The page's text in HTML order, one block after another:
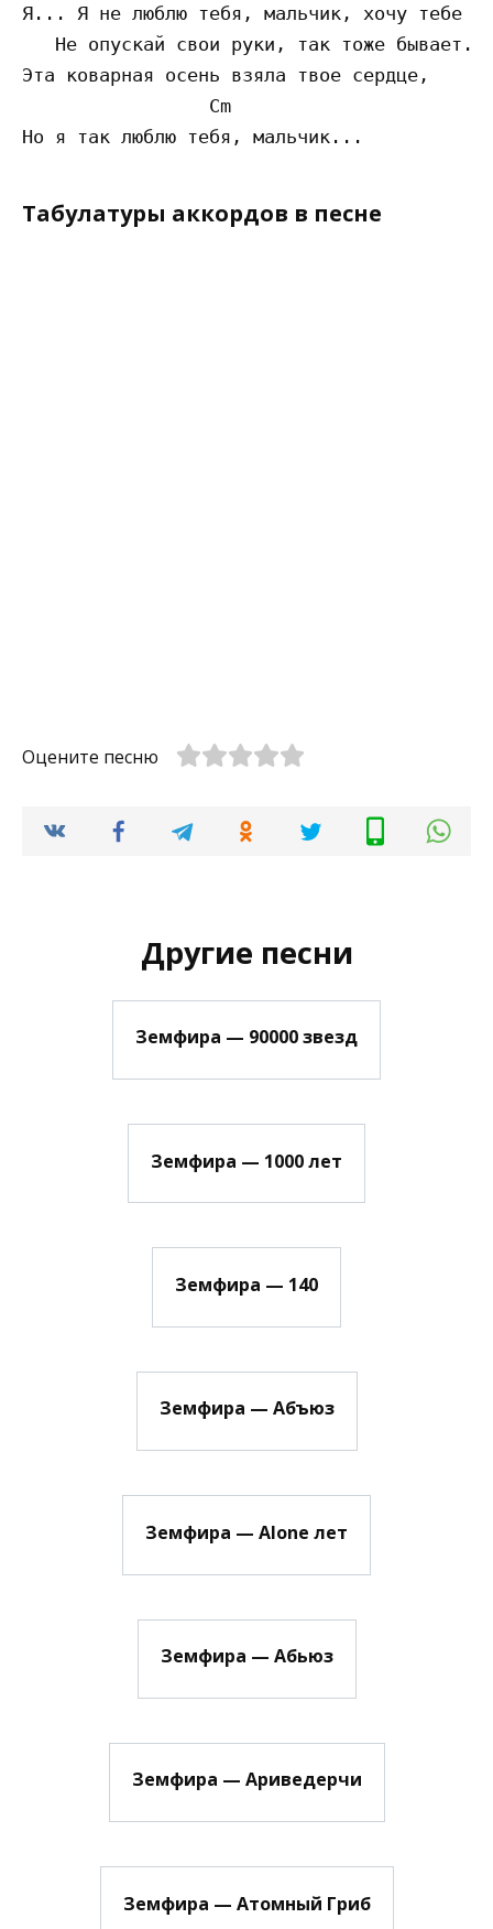
Я... Я не люблю тебя, мальчик, хочу тебе
   Не опускай свои руки, так тоже бывает.
Эта коварная осень взяла твое сердце,
                 Cm
Табулатуры аккордов в песне
Оцените песню
Другие песни
Земфира — 90000 звезд
Земфира — 1000 лет
Земфира — 140
Земфира — Абъюз
Земфира — Alone лет
Земфира — Абьюз
Земфира — Ариведерчи
Земфира — Атомный Гриб